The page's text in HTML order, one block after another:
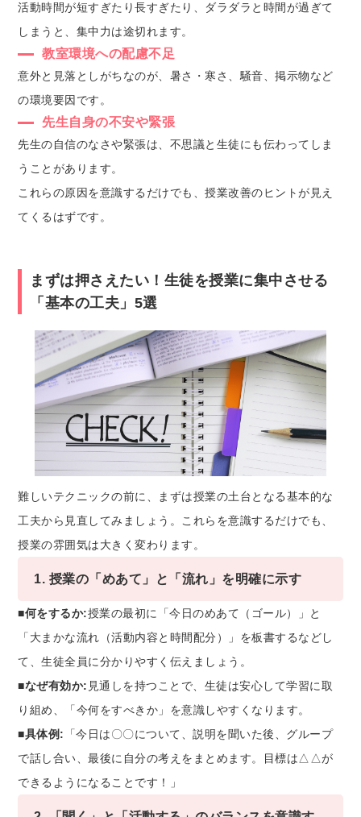
活動時間が短すぎたり長すぎたり、ダラダラと時間が過ぎて
しまうと、集中力は途切れます。
教室環境への配慮不足
意外と見落としがちなのが、暑さ・寒さ、騒音、掲示物など
の環境要因です。
先生自身の不安や緊張
先生の自信のなさや緊張は、不思議と生徒にも伝わってしま
うことがあります。
これらの原因を意識するだけでも、授業改善のヒントが見え
てくるはずです。
まずは押さえたい！生徒を授業に集中させる
「基本の工夫」5選
難しいテクニックの前に、まずは授業の土台となる基本的な
工夫から見直してみましょう。これらを意識するだけでも、
授業の雰囲気は大きく変わります。
1. 授業の「めあて」と「流れ」を明確に示す
■何をするか:授業の最初に「今日のめあて（ゴール）」と
「大まかな流れ（活動内容と時間配分）」を板書するなどし
て、生徒全員に分かりやすく伝えましょう。
■なぜ有効か: 見通しを持つことで、生徒は安心して学習に取
り組め、「今何をすべきか」を意識しやすくなります。
■具体例:
「今日は〇〇について、説明を聞いた後、グループ
で話し合い、最後に自分の考えをまとめます。目標は△△が
できるようになることです！」